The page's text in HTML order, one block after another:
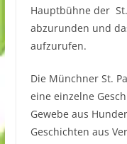
Hauptbühne der St.
abzurunden und
aufzurufen.
Die Münchner St.
eine einzelne
Gewebe aus
Geschichten aus